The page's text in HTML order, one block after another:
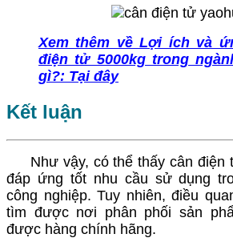
Xem thêm về Lợi ích và
điện tử 5000kg trong
gì?: Tại đây
Kết luận
Như vậy, có thể thấy cân điện
đáp ứng tốt nhu cầu sử dụng
công nghiệp. Tuy nhiên, điều
tìm được nơi phân phối sản
được hàng chính hãng.